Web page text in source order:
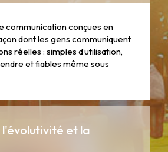
communication conçues en
dont les gens communiquent
réelles : simples d’utilisation,
et fiables même sous
l'évolutivité et la